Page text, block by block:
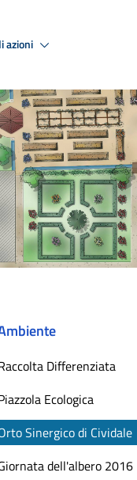
azioni
Differenziata
Ecologica
Sinergico di Cividale
dell'albero 2016